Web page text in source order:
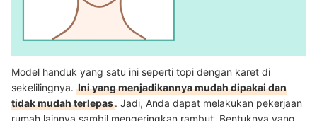
Model handuk yang satu ini seperti topi dengan karet di
sekelilingnya. Ini yang menjadikannya mudah dipakai dan
tidak mudah terlepas. Jadi, Anda dapat melakukan pekerjaan